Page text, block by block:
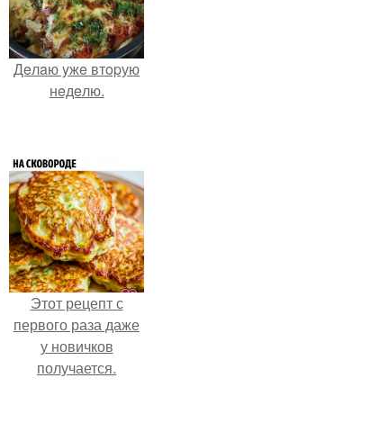
Дeлaю yжe втopую
нeдeлю.
Этот рецепт с
первого раза даже
у новичков
получается.